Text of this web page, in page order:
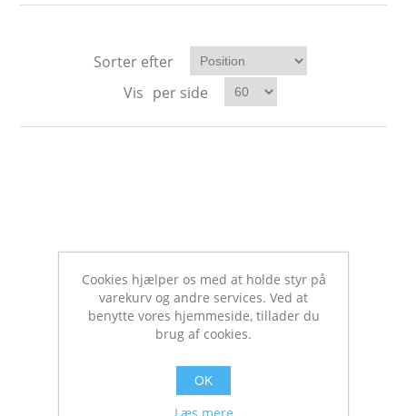
Sorter efter
Vis per side
Cookies hjælper os med at holde styr på
varekurv og andre services. Ved at
benytte vores hjemmeside, tillader du
brug af cookies.
OK